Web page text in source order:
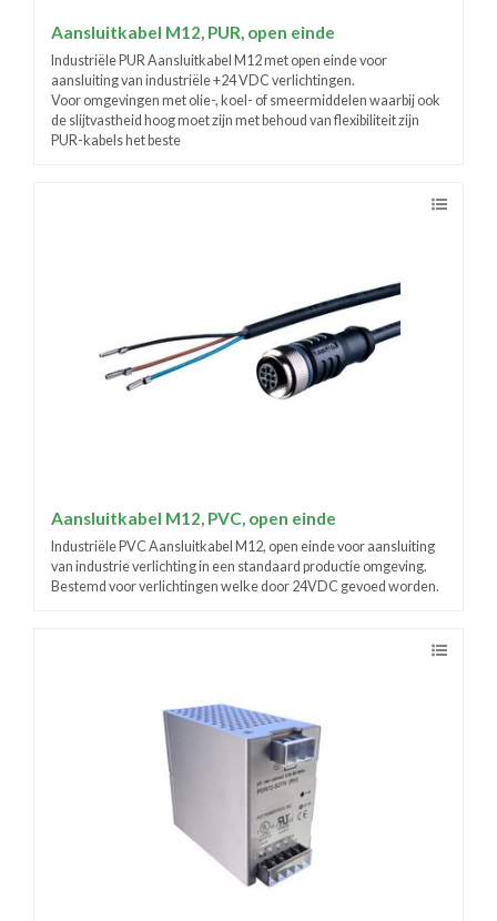
Aansluitkabel M12, PUR, open einde
Industriële PUR Aansluitkabel M12 met open einde voor
aansluiting van industriële +24 VDC verlichtingen.
Voor omgevingen met olie-, koel- of smeermiddelen waarbij ook
de slijtvastheid hoog moet zijn met behoud van flexibiliteit zijn
PUR-kabels het beste
Aansluitkabel M12, PVC, open einde
Industriële PVC Aansluitkabel M12, open einde voor aansluiting
van industrie verlichting in een standaard productie omgeving.
Bestemd voor verlichtingen welke door 24VDC gevoed worden.